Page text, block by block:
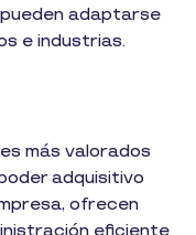
adaptarse
e industrias.
más valorados
adquisitivo
ofrecen